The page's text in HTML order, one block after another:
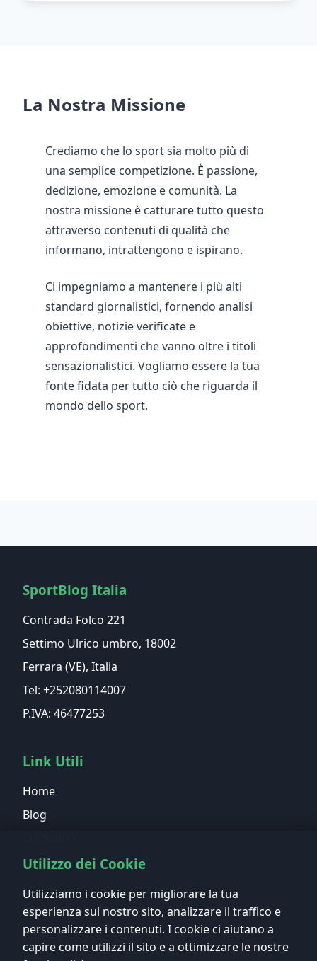
La Nostra Missione
Crediamo che lo sport sia molto più di
una semplice competizione. È passione,
dedizione, emozione e comunità. La
nostra missione è catturare tutto questo
attraverso contenuti di qualità che
informano, intrattengono e ispirano.
Ci impegniamo a mantenere i più alti
standard giornalistici, fornendo analisi
obiettive, notizie verificate e
approfondimenti che vanno oltre i titoli
sensazionalistici. Vogliamo essere la tua
fonte fidata per tutto ciò che riguarda il
mondo dello sport.
SportBlog Italia
Contrada Folco 221
Settimo Ulrico umbro, 18002
Ferrara (VE), Italia
Tel: +252080114007
P.IVA: 46477253
Link Utili
Home
Blog
Contatti
Informazioni Legali
Politica sulla Privacy
Utilizzo dei Cookie
Utilizziamo i cookie per migliorare la tua
esperienza sul nostro sito, analizzare il traffico e
personalizzare i contenuti. I cookie ci aiutano a
capire come utilizzi il sito e a ottimizzare le nostre